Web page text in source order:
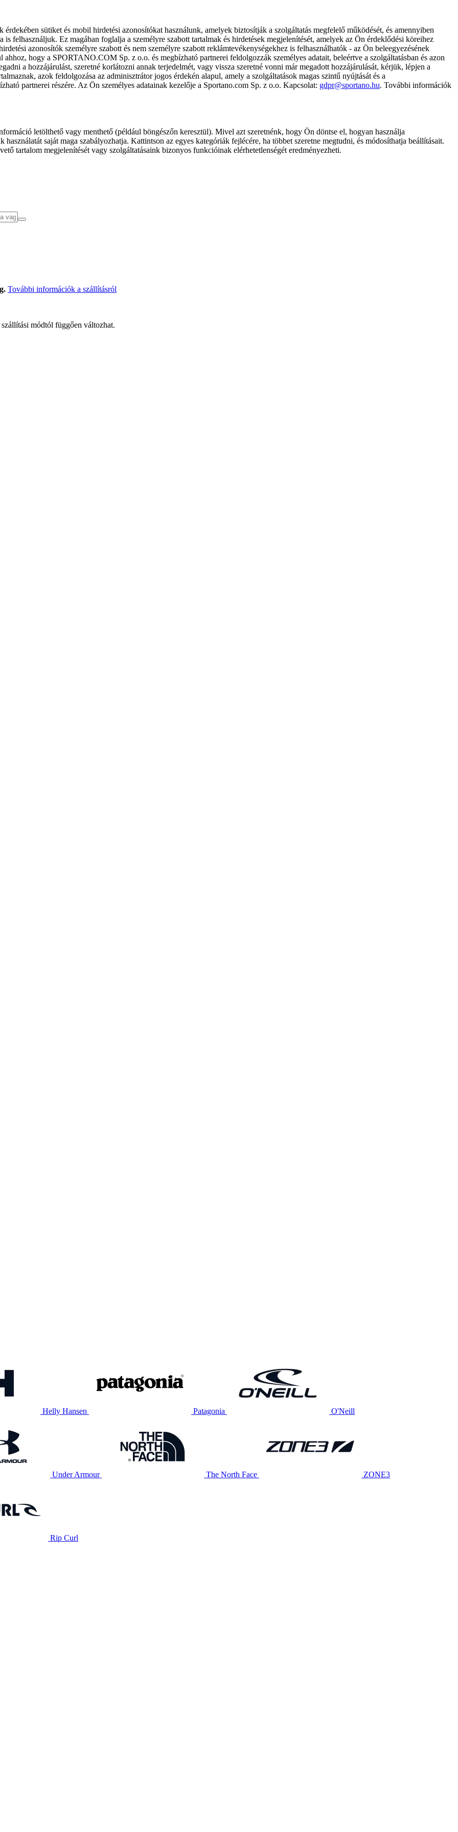
sütiket és mobil hirdetési azonosítókat használunk, amelyek biztosítják a szolgáltatás megfelelő működését, és amennyiben
is felhasználjuk. Ez magában foglalja a személyre szabott tartalmak és hirdetések megjelenítését, amelyek az Ön érdeklődési köreihez
azonosítók személyre szabott és nem személyre szabott reklámtevékenységekhez is felhasználhatók - az Ön beleegyezésének
hogy a SPORTANO.COM Sp. z o.o. és megbízható partnerei feldolgozzák személyes adatait, beleértve a szolgáltatásban és azon
a hozzájárulást, szeretné korlátozni annak terjedelmét, vagy vissza szeretné vonni már megadott hozzájárulását, kérjük, lépjen a
azok feldolgozása az adminisztrátor jogos érdekén alapul, amely a szolgáltatások magas szintű nyújtását és a
partnerei részére. Az Ön személyes adatainak kezelője a Sportano.com Sp. z o.o. Kapcsolat: gdpr@sportano.hu. További információk
letölthető vagy menthető (például böngészőn keresztül). Mivel azt szeretnénk, hogy Ön döntse el, hogyan használja
saját maga szabályozhatja. Kattintson az egyes kategóriák fejlécére, ha többet szeretne megtudni, és módosíthatja beállításait.
tartalom megjelenítését vagy szolgáltatásaink bizonyos funkcióinak elérhetetlenségét eredményezheti.
További információk a szállításról
módtól függően változhat.
Helly Hansen Patagonia O'Neill
Under Armour The North Face ZONE3
Rip Curl